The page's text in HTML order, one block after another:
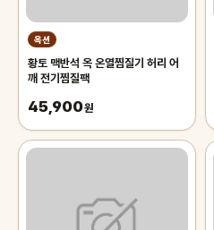
옥션
황토 맥반석 옥 온열찜질기 허리 어
깨 전기찜질팩
45,900원